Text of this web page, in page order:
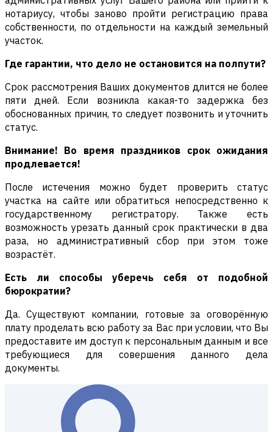
нотариусу, чтобы заново пройти регистрацию права
собственности, по отдельности на каждый земельный
участок.
Где гарантии, что дело не остановится на полпути?
Срок рассмотрения Ваших документов длится не более
пяти дней. Если возникла какая-то задержка без
обоснованных причин, то следует позвонить и уточнить
статус.
Внимание! Во время праздников срок ожидания
продлевается!
После истечения можно будет проверить статус
участка на сайте или обратиться непосредственно к
государственному регистратору. Также есть
возможность урезать данный срок практически в два
раза, но административный сбор при этом тоже
возрастёт.
Есть ли способы уберечь себя от подобной
бюрократии?
Да. Существуют компании, готовые за оговорённую
плату проделать всю работу за Вас при условии, что Вы
предоставите им доступ к персональным данным и все
требующиеся для совершения данного дела
документы.